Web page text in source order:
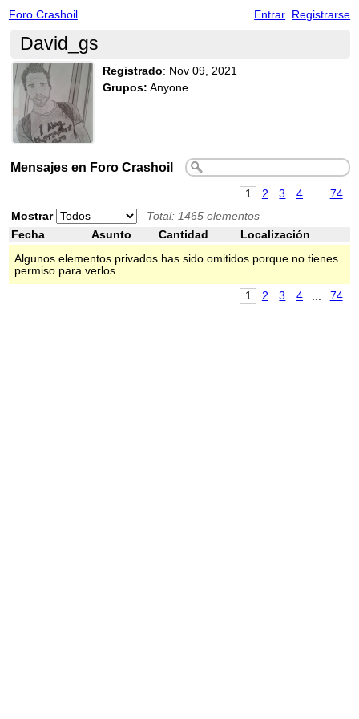
Foro Crashoil Entrar Registrarse
David_gs
Registrado: Nov 09, 2021
Grupos: Anyone
Mensajes en Foro Crashoil
1 2 3 4
74
Mostrar
Total: 1465 elementos
Fecha
Asunto Cantidad
Localización
Algunos elementos privados has sido omitidos porque no tienes
permiso para verlos.
1 2 3 4 74